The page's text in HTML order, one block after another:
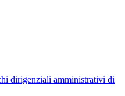
dirigenziali amministrativi di